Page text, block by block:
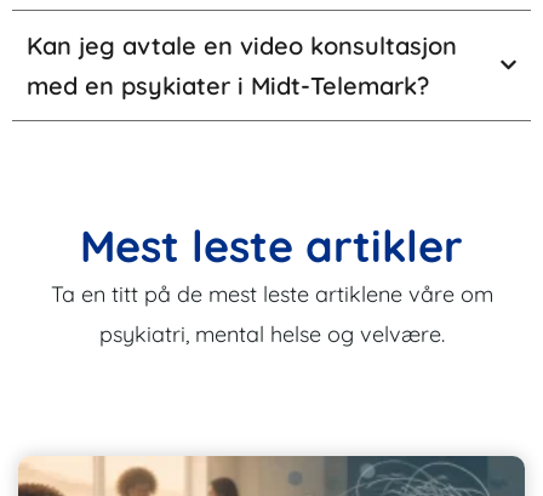
Kan jeg avtale en video konsultasjon
med en psykiater i Midt-Telemark?
Mest leste artikler
Ta en titt på de mest leste artiklene våre om
psykiatri, mental helse og velvære.